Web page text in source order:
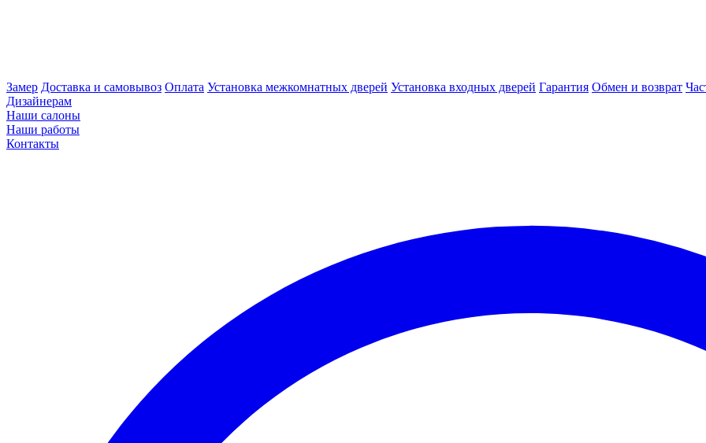
Замер Доставка и самовывоз Оплата Установка межкомнатных дверей Установка входных дверей Гарантия Обмен и возврат
Дизайнерам
Наши салоны
Наши работы
Контакты